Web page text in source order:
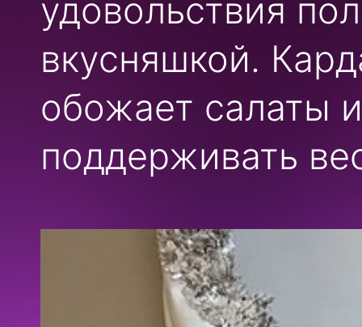
удовольствия
вкусняшкой.
обожает салаты
поддерживать